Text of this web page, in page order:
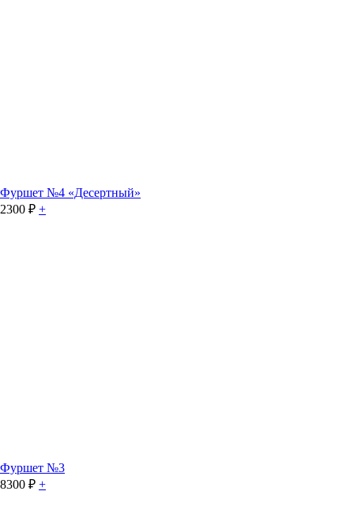
Фуршет №4 «Десертный»
2300 ₽ +
Фуршет №3
8300 ₽ +